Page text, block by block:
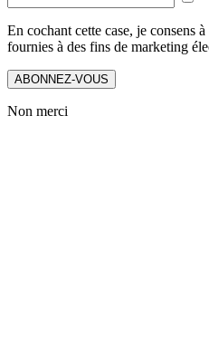
En cochant cette case, je consens
fournies à des fins de marketing
ABONNEZ-VOUS
Non merci